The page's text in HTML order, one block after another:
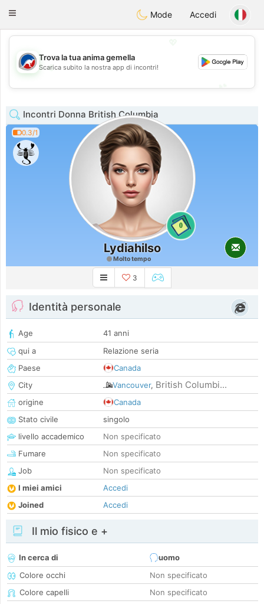
AustraliaChat
Toggle
Mode Accedi
💖
💕
Trova la tua anima gemella
Scarica subito la nostra app di incontri!
Incontri Donna British Columbia
0.3/1
0
Lydiahilso
Molto tempo
3
Identità personale
Age
41 anni
qui a
Relazione seria
Paese
Canada
City
Vancouver, British Columbi...
origine
Canada
Stato civile
singolo
livello accademico
Non specificato
Fumare
Non specificato
Job
Non specificato
I miei amici
Accedi
Joined
Accedi
Il mio fisico e +
In cerca di
uomo
Colore occhi
Non specificato
Colore capelli
Non specificato